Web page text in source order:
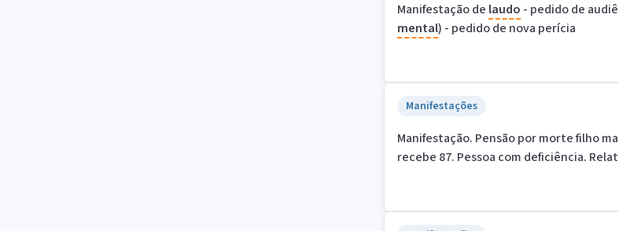
Manifestação de laudo - pedido de
mental) - pedido de nova perícia
Manifestações
Manifestação. Pensão por morte filho
recebe 87. Pessoa com deficiência.